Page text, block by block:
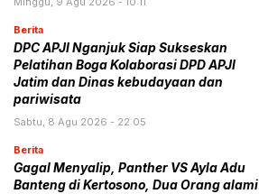
Berita
DPC APJI Nganjuk Siap Sukseskan
Pelatihan Boga Kolaborasi DPD APJI
Jatim dan Dinas kebudayaan dan
pariwisata
Sabtu, 8 Agu 2026 - 22:05
Berita
Gagal Menyalip, Panther VS Ayla Adu
Banteng di Kertosono, Dua Orang alami